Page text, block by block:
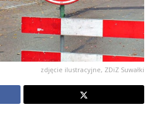
zdjęcie ilustracyjne, ZDiZ Suwałki